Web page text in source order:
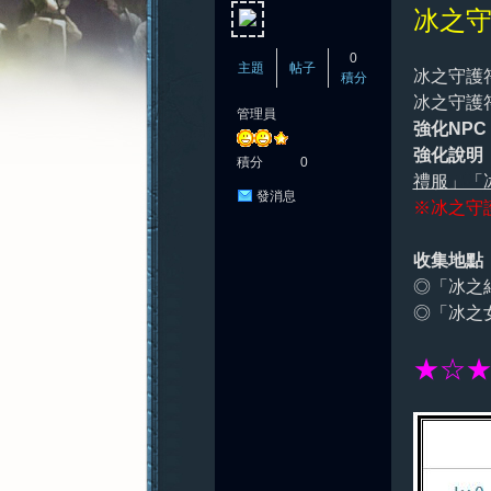
主題 帖子
0
積分
管理員
積分 0
發消息
冰之
冰之守護
冰之守護
強化NPC
強化說明
禮服」「
※冰之守
收集地點
◎「冰之
◎「冰之
★☆★